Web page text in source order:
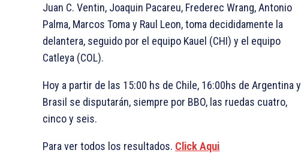
Juan C. Ventin, Joaquin Pacareu, Frederec Wrang, Antonio
Palma, Marcos Toma y Raul Leon, toma decididamente la
delantera, seguido por el equipo Kauel (CHI) y el equipo
Catleya (COL).
Hoy a partir de las 15:00 hs de Chile, 16:00hs de Argentina y
Brasil se disputarán, siempre por BBO, las ruedas cuatro,
cinco y seis.
Para ver todos los resultados. Click Aqui